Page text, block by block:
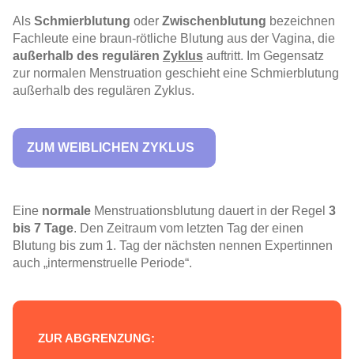
Als Schmierblutung oder Zwischenblutung bezeichnen
Fachleute eine braun-rötliche Blutung aus der Vagina, die
außerhalb des regulären Zyklus auftritt. Im Gegensatz
zur normalen Menstruation geschieht eine Schmierblutung
außerhalb des regulären Zyklus.
ZUM WEIBLICHEN ZYKLUS
Eine normale Menstruationsblutung dauert in der Regel 3
bis 7 Tage. Den Zeitraum vom letzten Tag der einen
Blutung bis zum 1. Tag der nächsten nennen Expertinnen
auch „intermenstruelle Periode“.
ZUR ABGRENZUNG: